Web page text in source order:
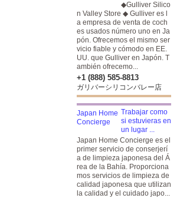
◆Gulliver Silico
n Valley Store ◆ Gulliver es l
a empresa de venta de coch
es usados número uno en Ja
pón. Ofrecemos el mismo ser
vicio fiable y cómodo en EE.
UU. que Gulliver en Japón. T
ambién ofrecemo...
+1 (888) 585-8813
ガリバーシリコンバレー店
Trabajar como
si estuvieras en
un lugar ...
Japan Home Concierge es el
primer servicio de conserjerí
a de limpieza japonesa del Á
rea de la Bahía. Proporciona
mos servicios de limpieza de
calidad japonesa que utilizan
la calidad y el cuidado japo...